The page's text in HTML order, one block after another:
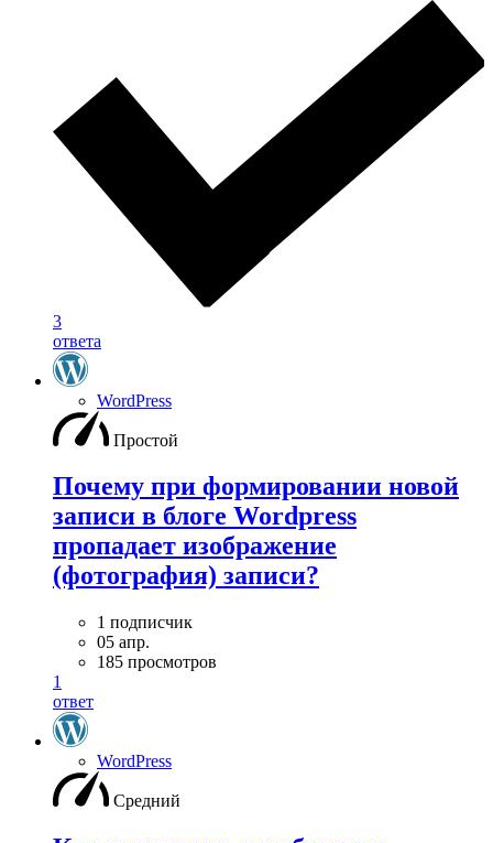
3
ответа
WordPress
Простой
Почему при формировании новой
записи в блоге Wordpress
пропадает изображение
(фотография) записи?
1 подписчик
05 апр.
185 просмотров
1
ответ
WordPress
Средний